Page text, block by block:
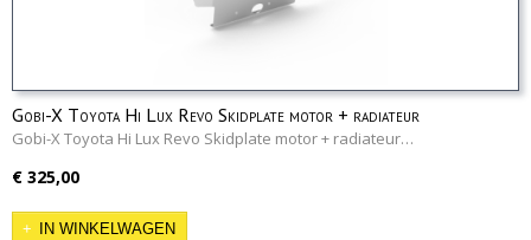
Gobi-X Toyota Hi Lux Revo Skidplate motor + radiateur
Gobi-X Toyota Hi Lux Revo Skidplate motor + radiateur…
€ 325,00
IN WINKELWAGEN